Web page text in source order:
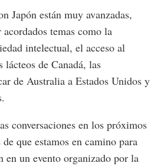
Japón están muy avanzadas,
acordados temas como la
intelectual, el acceso al
lácteos de Canadá, las
de Australia a Estados Unidos y
conversaciones en los próximos
que estamos en camino para
un evento organizado por la